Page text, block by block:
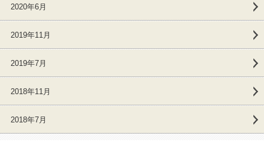
2020年6月
2019年11月
2019年7月
2018年11月
2018年7月